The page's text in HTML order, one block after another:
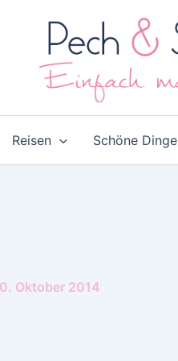
Reisen Schöne Dinge
Oktober 2014